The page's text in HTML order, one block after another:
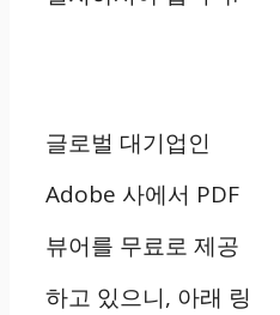
글로벌 대기업인
Adobe 사에서 PDF
뷰어를 무료로 제공
하고 있으니, 아래 링